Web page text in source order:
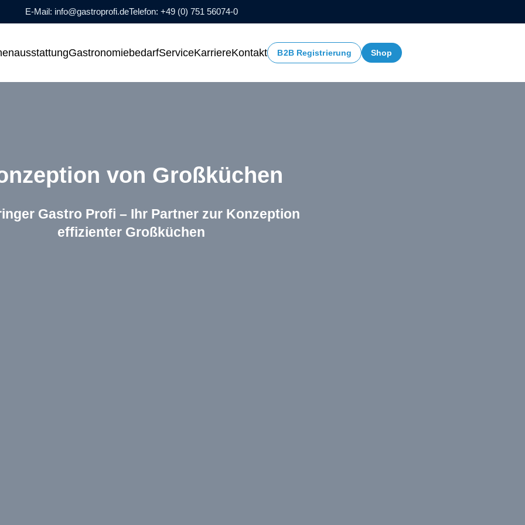
E-Mail: info@gastroprofi.deTelefon: +49 (0) 751 56074-0
Unterpunkte von 'Großküchenausstattung'
Gastronomiebedarf
Zeige Menü-Unterpunkte von 'Gastronomiebedarf'
ServiceKarriereKontakt B2B Registrierung Shop
von Großküchen
Gastro Profi – Ihr Partner zur Konzeption
effizienter Großküchen